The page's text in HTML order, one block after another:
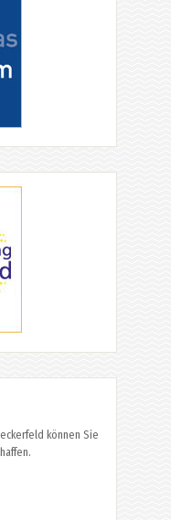
können Sie